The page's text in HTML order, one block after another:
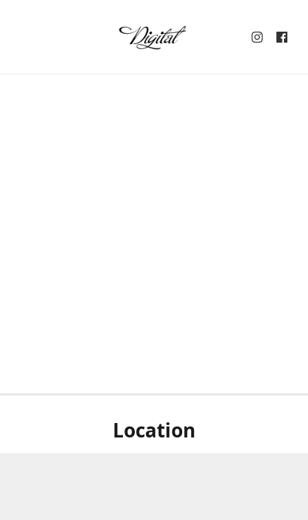
Location